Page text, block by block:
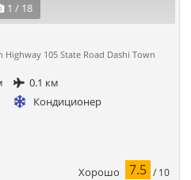
1 / 18
105 State Road Dashi Town
0.1 км
Кондиционер
Хорошо 7.5 / 10